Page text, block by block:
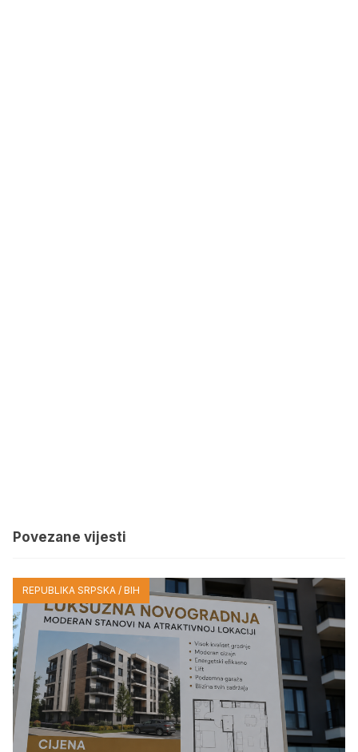
Povezane vijesti
REPUBLIKA SRPSKA / BIH